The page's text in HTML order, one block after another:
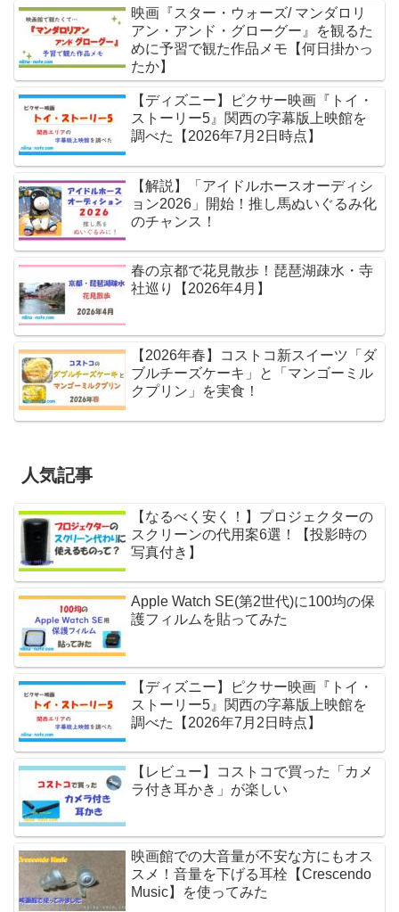
映画『スター・ウォーズ/ マンダロリ
アン・アンド・グローグー』を観るた
めに予習で観た作品メモ【何日掛かっ
たか】
【ディズニー】ピクサー映画『トイ・
ストーリー5』関西の字幕版上映館を
調べた【2026年7月2日時点】
【解説】「アイドルホースオーディシ
ョン2026」開始！推し馬ぬいぐるみ化
のチャンス！
春の京都で花見散歩！琵琶湖疎水・寺
社巡り【2026年4月】
【2026年春】コストコ新スイーツ「ダ
ブルチーズケーキ」と「マンゴーミル
クプリン」を実食！
人気記事
【なるべく安く！】プロジェクターの
スクリーンの代用案6選！【投影時の
写真付き】
Apple Watch SE(第2世代)に100均の保
護フィルムを貼ってみた
【ディズニー】ピクサー映画『トイ・
ストーリー5』関西の字幕版上映館を
調べた【2026年7月2日時点】
【レビュー】コストコで買った「カメ
ラ付き耳かき」が楽しい
映画館での大音量が不安な方にもオス
スメ！音量を下げる耳栓【Crescendo
Music】を使ってみた